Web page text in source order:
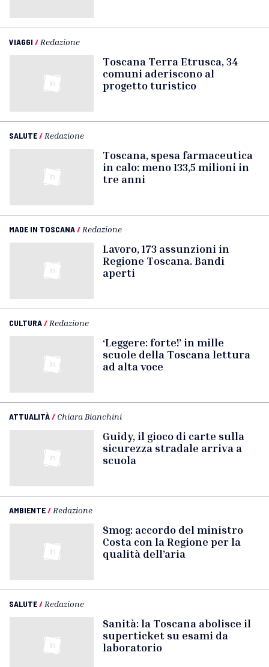
VIAGGI / Redazione
Toscana Terra Etrusca, 34
comuni aderiscono al
progetto turistico
SALUTE/ Redazione
Toscana, spesa farmaceutica
in calo: meno 133,5 milioni in
tre anni
MADE IN TOSCANA/ Redazione
Lavoro, 173 assunzioni in
Regione Toscana. Bandi
aperti
CULTURA/ Redazione
‘Leggere: forte!’ in mille
scuole della Toscana lettura
ad alta voce
ATTUALITÀ/ Chiara Bianchini
Guidy, il gioco di carte sulla
sicurezza stradale arriva a
scuola
AMBIENTE/ Redazione
Smog: accordo del ministro
Costa con la Regione per la
qualità dell’aria
SALUTE/ Redazione
Sanità: la Toscana abolisce il
superticket su esami da
laboratorio